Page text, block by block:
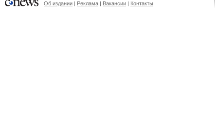
Об издании | Реклама | Вакансии | Контакты